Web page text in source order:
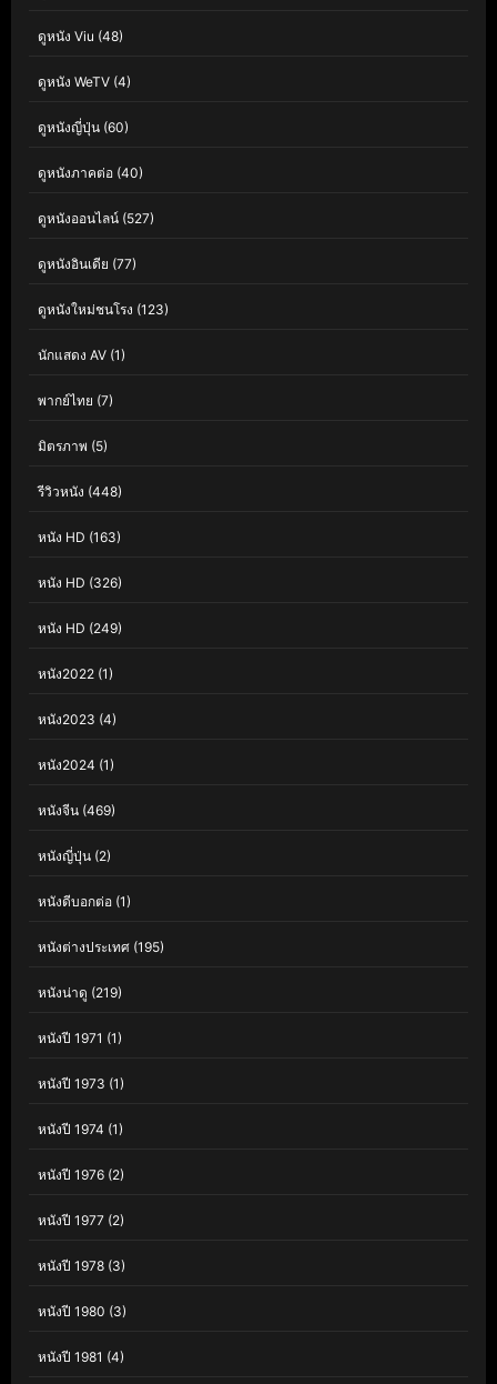
ดูหนัง Viu (48)
ดูหนัง WeTV (4)
ดูหนังญี่ปุ่น (60)
ดูหนังภาคต่อ (40)
ดูหนังออนไลน์ (527)
ดูหนังอินเดีย (77)
ดูหนังใหม่ชนโรง (123)
นักแสดง AV (1)
พากย์ไทย (7)
มิตรภาพ (5)
รีวิวหนัง (448)
หนัง HD (163)
หนัง HD (326)
หนัง HD (249)
หนัง2022 (1)
หนัง2023 (4)
หนัง2024 (1)
หนังจีน (469)
หนังญี่ปุ่น (2)
หนังดีบอกต่อ (1)
หนังต่างประเทศ (195)
หนังน่าดู (219)
หนังปี 1971 (1)
หนังปี 1973 (1)
หนังปี 1974 (1)
หนังปี 1976 (2)
หนังปี 1977 (2)
หนังปี 1978 (3)
หนังปี 1980 (3)
หนังปี 1981 (4)